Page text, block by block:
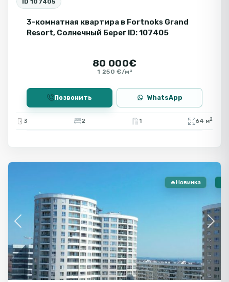
или инвестиций.
3-комнатная квартира в Fortnoks Grand
Resort, Солнечный Берег ID: 107405
80 000€
1 250 €/м²
Позвонить WhatsApp
3 2 1 64 м2
Previous Next
🔥Новинка